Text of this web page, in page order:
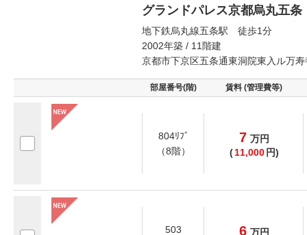
グランドパレス京都烏丸五条
地下鉄烏丸線五条駅 徒歩1分
2002年築 / 11階建
京都市下京区五条通東洞院東入ル万寿
部屋番号(階) 賃料 (管理費等)
804ﾘﾌﾞ
（8階）
7 万円
( 11,000 円)
503
6 万円